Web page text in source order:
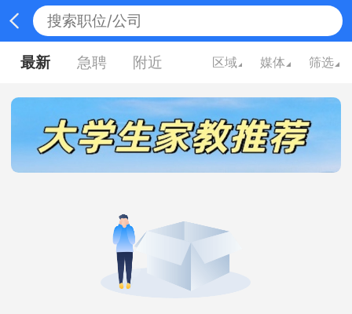
最新 急聘 附近 区域 媒体 筛选